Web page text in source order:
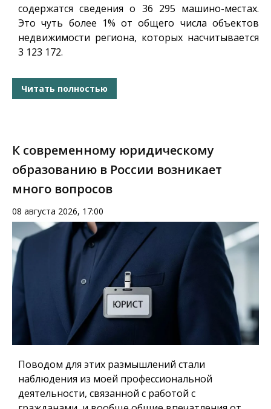
содержатся сведения о 36 295 машино-местах.
Это чуть более 1% от общего числа объектов
недвижимости региона, которых насчитывается
3 123 172.
Читать полностью
К современному юридическому
образованию в России возникает
много вопросов
08 августа 2026, 17:00
Поводом для этих размышлений стали
наблюдения из моей профессиональной
деятельности, связанной с работой с